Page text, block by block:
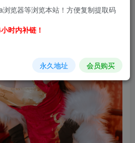
览器等浏览本站！方便复制提取码
时内补链！
永久地址 会员购买